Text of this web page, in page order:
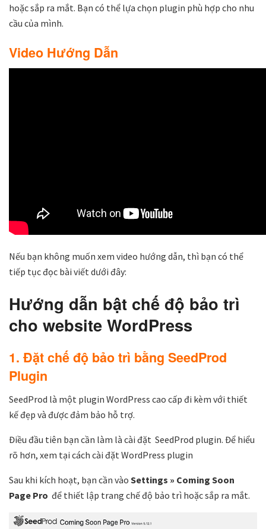
hoặc sắp ra mắt. Bạn có thể lựa chọn plugin phù hợp cho nhu
cầu của mình.
Video Hướng Dẫn
Nếu bạn không muốn xem video hướng dẫn, thì bạn có thể
tiếp tục đọc bài viết dưới đây:
Hướng dẫn bật chế độ bảo trì
cho website WordPress
1. Đặt chế độ bảo trì bằng SeedProd
Plugin
SeedProd là một plugin WordPress cao cấp đi kèm với thiết
kế đẹp và được đảm bảo hỗ trợ.
Điều đầu tiên bạn cần làm là cài đặt SeedProd plugin. Để hiểu
rõ hơn, xem tại cách cài đặt WordPress plugin
Sau khi kích hoạt, bạn cần vào Settings » Coming Soon
Page Pro để thiết lập trang chế độ bảo trì hoặc sắp ra mắt.